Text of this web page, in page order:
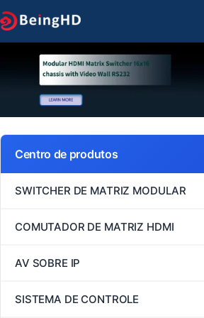
Ir
para
conteúdo
Centro de produtos
SWITCHER DE MATRIZ MODULAR
Série FM
COMUTADOR DE MATRIZ HDMI
Comutador de matriz HDMI 1080P60
AV SOBRE IP
H264/H265
SISTEMA DE CONTROLE